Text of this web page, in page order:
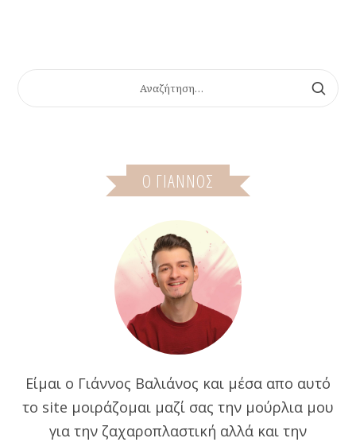
ΑΝΑΖΉΤΗΣΗ
Ο ΓΙΆΝΝΟΣ
Είμαι ο Γιάννος Βαλιάνος και μέσα απο αυτό
το site μοιράζομαι μαζί σας την μούρλια μου
για την ζαχαροπλαστική αλλά και την